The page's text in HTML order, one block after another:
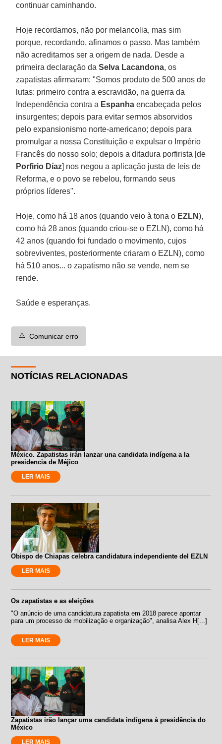
continuar caminhando.
Hoje recordamos, não por melancolia, mas sim
porque, recordando, afinamos o passo. Mas também
não acreditamos ser a origem de nada. Desde a
primeira declaração daSelva Lacandona, os
zapatistas afirmaram: "Somos produto de 500 anos de
lutas: primeiro contra a escravidão, na guerra da
Independência contra a Espanhaencabeçada pelos
insurgentes; depois para evitar sermos absorvidos
pelo expansionismo norte-americano; depois para
promulgar a nossa Constituição e expulsar o Império
Francês do nosso solo; depois a ditadura porfirista [de
Porfirio Díaz] nos negou a aplicação justa de leis de
Reforma, e o povo se rebelou, formando seus
próprios líderes".
Hoje, como há 18 anos (quando veio à tona o EZLN),
como há 28 anos (quando criou-se o EZLN), como há
42 anos (quando foi fundado o movimento, cujos
sobreviventes, posteriormente criaram o EZLN), como
há 510 anos... o zapatismo não se vende, nem se
rende.
Saúde e esperanças.
⚠️ Comunicar erro
NOTÍCIAS RELACIONADAS
México. Zapatistas irán lanzar una candidata indígena a la
presidencia de Méjico
LER MAIS
Obispo de Chiapas celebra candidatura independiente del EZLN
LER MAIS
Os zapatistas e as eleições
"O anúncio de uma candidatura zapatista em 2018 parece apontar
para um processo de mobilização e organização", analisa Alex H[...]
LER MAIS
Zapatistas irão lançar uma candidata indígena à presidência do
México
LER MAIS